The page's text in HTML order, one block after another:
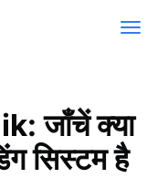
जाँचें क्या
सिस्टम है